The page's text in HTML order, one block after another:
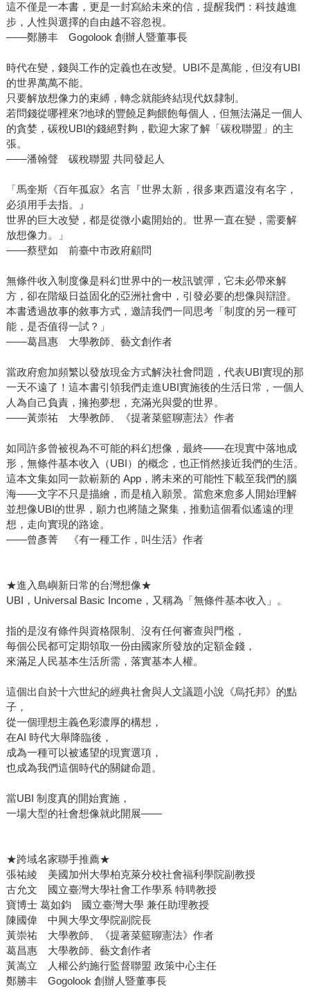
這不僅是一本書，更是一封寫給未來的信，提醒我們：科技越進
步，人性與選擇的自由越不容忽視。
——鄭勝丰 Gogolook 創辦人暨董事長
時代在變，錢與工作的定義也在改變。UBI不是萬能，但沒有UBI
的世界萬萬不能。
只要解放想像力的束縛，轉念就能終結現代奴隸制。
若問錢從哪裡來?地球的豐饒足夠餵飽每個人，但無法滿足一個人
的貪婪，碳稅UBI的錢絕對夠，歡迎大家了解「碳稅聯盟」的主
張。
——潘翰聲 碳稅聯盟 共同發起人
「馬奎斯《百年孤寂》名言『世界太新，很多東西還沒有名字，
必須用手去指。』
世界的巨大改變，都是從微小處開始的。世界一直在變，需要解
放想像力。」
——蔡壁如 前臺中市政府顧問
無條件收入制度像是科幻世界中的一枚訊號彈，它未必帶來解
方，卻在階級日益固化的亞洲社會中，引發必要的想像與辯證。
本書透過故事的敘事方式，邀請我們一同思考「制度的另一種可
能，是否值得一試？」
——葛昌惠 大學教師、藝文創作者
當政府愈加頻繁以發放現金方式解決社會問題，代表UBI實現的那
一天不遠了！這本書引領我們走進UBI實施後的生活日常，一個人
人為自己負責，擁抱夢想，充滿光與愛的世界。
——黃崇祐 大學教師、《提著菜籃聊憲法》作者
如同許多曾被視為不可能的科幻想像，最終——在現實中落地成
形，無條件基本收入（UBI）的概念，也正悄然接近我們的生活。
這本文集如同一款嶄新的 App，將未來的可能性下載至我們的腦
海——文字不只是描繪，而是植入願景。當愈來愈多人開始理解
並想像UBI的世界，願力也將隨之聚集，推動這個看似遙遠的理
想，走向實現的路途。
——曾彥菁 《有一種工作，叫生活》作者
★進入島嶼新日常的台灣想像★
UBI，Universal Basic Income，又稱為「無條件基本收入」。
指的是沒有條件與資格限制、沒有任何審查與門檻，
每個公民都可定期領取一份由國家所發放的定額金錢，
來滿足人民基本生活所需，落實基本人權。
這個出自於十六世紀的經典社會與人文議題小說《烏托邦》的點
子，
從一個理想主義色彩濃厚的構想，
在AI 時代大舉降臨後，
成為一種可以被遙望的現實選項，
也成為我們這個時代的關鍵命題。
當UBI 制度真的開始實施，
一場大型的社會想像就此開展——
★跨域名家聯手推薦★
張祐綾 美國加州大學柏克萊分校社會福利學院副教授
古允文 國立臺灣大學社會工作學系 特聘教授
寶博士 葛如鈞 國立臺灣大學 兼任助理教授
陳國偉 中興大學文學院副院長
黃崇祐 大學教師、《提著菜籃聊憲法》作者
葛昌惠 大學教師、藝文創作者
黃嵩立 人權公約施行監督聯盟 政策中心主任
鄭勝丰 Gogolook 創辦人暨董事長